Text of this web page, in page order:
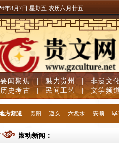
年8月7日 星期五 农历六月廿五
要闻聚焦 | 魅力贵州 | 非遗文
历史考古
| 民间工艺 | 文学频
方频道 贵阳 遵义 六盘水 安顺 毕
滚动新闻：